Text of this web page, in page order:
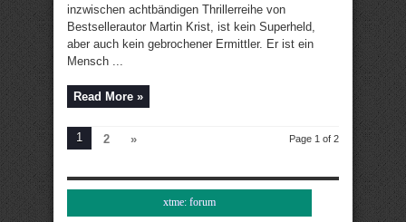
inzwischen achtbändigen Thrillerreihe von
Bestsellerautor Martin Krist, ist kein Superheld,
aber auch kein gebrochener Ermittler. Er ist ein
Mensch ...
Read More »
Page 1 of 2
1 2 »
xtme: forum